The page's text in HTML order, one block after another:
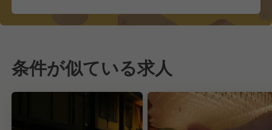
条件が似ている求人